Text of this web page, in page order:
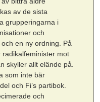
av de sista
grupperingarna i
och
en ny ordning. På
mot
skyller allt elände på.
som inte bär
och Fi’s partibok.
och